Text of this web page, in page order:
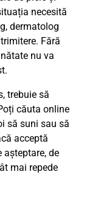
necesită
dermatolog
Fără
nu va
trebuie să
căuta online
să suni sau să
acceptă
așteptare, de
mai repede